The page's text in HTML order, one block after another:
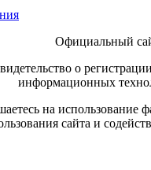
Официальный
о
информационных
на использование
сайта и